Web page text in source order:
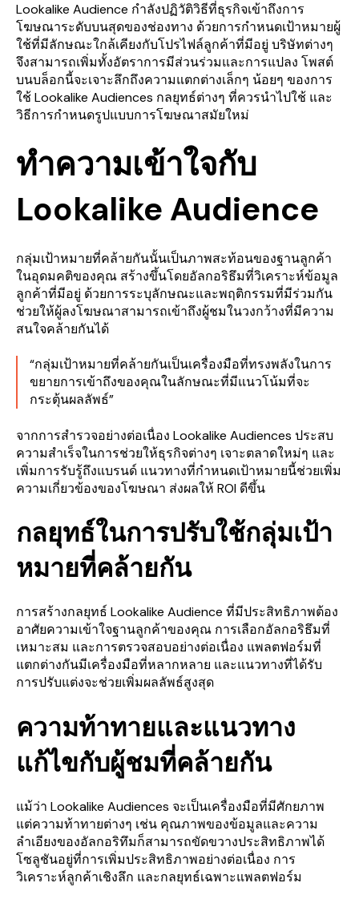
Lookalike Audience กำลังปฏิวัติวิธีที่ธุรกิจเข้าถึงการ
โฆษณาระดับบนสุดของช่องทาง ด้วยการกำหนดเป้าหมายผู้
ใช้ที่มีลักษณะใกล้เคียงกับโปรไฟล์ลูกค้าที่มีอยู่ บริษัทต่างๆ
จึงสามารถเพิ่มทั้งอัตราการมีส่วนร่วมและการแปลง โพสต์
บนบล็อกนี้จะเจาะลึกถึงความแตกต่างเล็กๆ น้อยๆ ของการ
ใช้ Lookalike Audiences กลยุทธ์ต่างๆ ที่ควรนำไปใช้ และ
วิธีการกำหนดรูปแบบการโฆษณาสมัยใหม่
ทำความเข้าใจกับ
Lookalike Audience
กลุ่มเป้าหมายที่คล้ายกันนั้นเป็นภาพสะท้อนของฐานลูกค้า
ในอุดมคติของคุณ สร้างขึ้นโดยอัลกอริธึมที่วิเคราะห์ข้อมูล
ลูกค้าที่มีอยู่ ด้วยการระบุลักษณะและพฤติกรรมที่มีร่วมกัน
ช่วยให้ผู้ลงโฆษณาสามารถเข้าถึงผู้ชมในวงกว้างที่มีความ
สนใจคล้ายกันได้
“กลุ่มเป้าหมายที่คล้ายกันเป็นเครื่องมือที่ทรงพลังในการ
ขยายการเข้าถึงของคุณในลักษณะที่มีแนวโน้มที่จะ
กระตุ้นผลลัพธ์”
จากการสำรวจอย่างต่อเนื่อง Lookalike Audiences ประสบ
ความสำเร็จในการช่วยให้ธุรกิจต่างๆ เจาะตลาดใหม่ๆ และ
เพิ่มการรับรู้ถึงแบรนด์ แนวทางที่กำหนดเป้าหมายนี้ช่วยเพิ่ม
ความเกี่ยวข้องของโฆษณา ส่งผลให้ ROI ดีขึ้น
กลยุทธ์ในการปรับใช้กลุ่มเป้า
หมายที่คล้ายกัน
การสร้างกลยุทธ์ Lookalike Audience ที่มีประสิทธิภาพต้อง
อาศัยความเข้าใจฐานลูกค้าของคุณ การเลือกอัลกอริธึมที่
เหมาะสม และการตรวจสอบอย่างต่อเนื่อง แพลตฟอร์มที่
แตกต่างกันมีเครื่องมือที่หลากหลาย และแนวทางที่ได้รับ
การปรับแต่งจะช่วยเพิ่มผลลัพธ์สูงสุด
ความท้าทายและแนวทาง
แก้ไขกับผู้ชมที่คล้ายกัน
แม้ว่า Lookalike Audiences จะเป็นเครื่องมือที่มีศักยภาพ
แต่ความท้าทายต่างๆ เช่น คุณภาพของข้อมูลและความ
ลำเอียงของอัลกอริทึมก็สามารถขัดขวางประสิทธิภาพได้
โซลูชันอยู่ที่การเพิ่มประสิทธิภาพอย่างต่อเนื่อง การ
วิเคราะห์ลูกค้าเชิงลึก และกลยุทธ์เฉพาะแพลตฟอร์ม